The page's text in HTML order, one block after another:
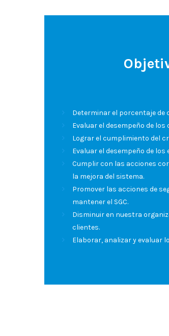
Determinar el porcentaje
Evaluar el desempeño de
Lograr el cumplimiento del
Evaluar el desempeño de
Cumplir con las acciones
la mejora del sistema.
Promover las acciones de
mantener el SGC.
Disminuir en nuestra
clientes.
Elaborar, analizar y evaluar